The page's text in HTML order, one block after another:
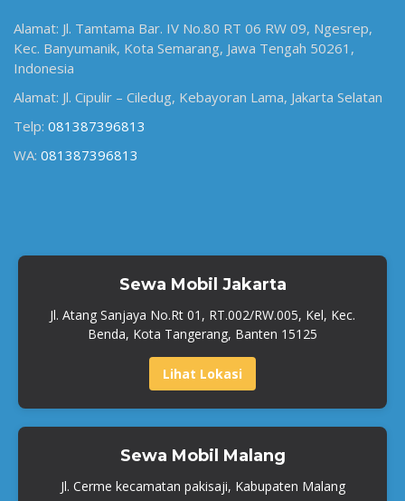
Alamat: Jl. Tamtama Bar. IV No.80 RT 06 RW 09, Ngesrep,
Kec. Banyumanik, Kota Semarang, Jawa Tengah 50261,
Indonesia
Alamat: Jl. Cipulir – Ciledug, Kebayoran Lama, Jakarta Selatan
Telp: 081387396813
WA: 081387396813
Sewa Mobil Jakarta
Jl. Atang Sanjaya No.Rt 01, RT.002/RW.005, Kel, Kec.
Benda, Kota Tangerang, Banten 15125
Lihat Lokasi
Sewa Mobil Malang
Jl. Cerme kecamatan pakisaji, Kabupaten Malang